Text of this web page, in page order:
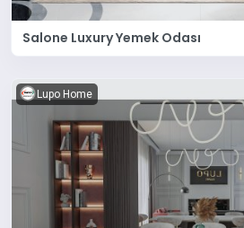
Salone Luxury Yemek Odası
Lupo Home